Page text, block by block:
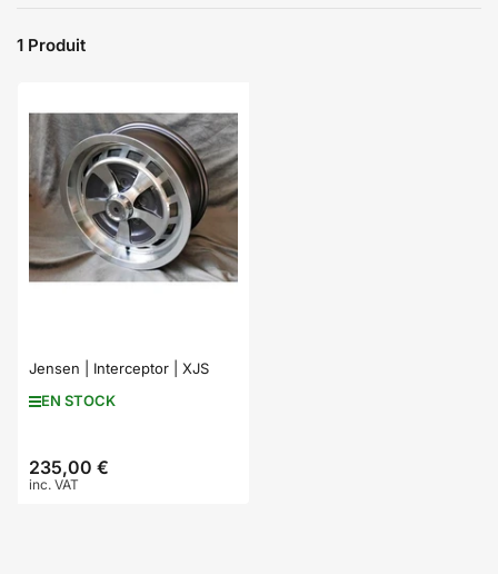
1 Produit
Jensen | Interceptor | XJS
EN STOCK
Prix
235,00 €
inc. VAT